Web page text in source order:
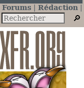
Forums
Rédaction